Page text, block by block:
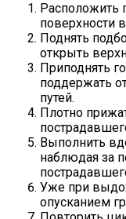
Расположить
поверхности
Поднять
открыть
Приподнять
поддержать
путей.
Плотно
Выполнить
наблюдая за
Уже при
опусканием